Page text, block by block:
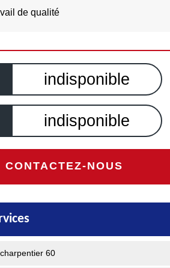
de qualité
indisponible
indisponible
CONTACTEZ-NOUS
60